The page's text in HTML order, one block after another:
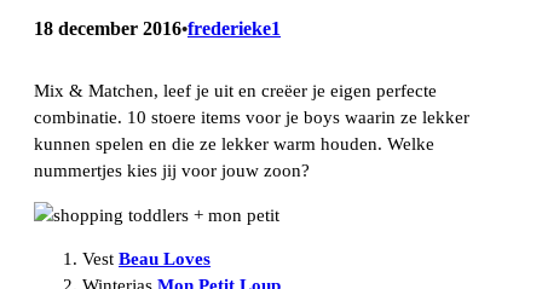
18 december 2016•frederieke1
Mix & Matchen, leef je uit en creëer je eigen perfecte
combinatie. 10 stoere items voor je boys waarin ze lekker
kunnen spelen en die ze lekker warm houden. Welke
nummertjes kies jij voor jouw zoon?
Vest Beau Loves